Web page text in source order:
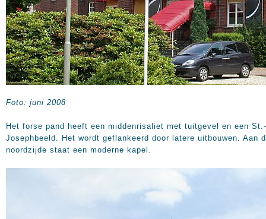
Foto: juni 2008
Het forse pand heeft een middenrisaliet met tuitgevel en een St.-
Josephbeeld. Het wordt geflankeerd door latere uitbouwen. Aan
noordzijde staat een moderne kapel.